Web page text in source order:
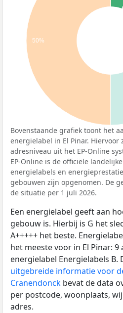
50%
Bovenstaande grafiek toont het
energielabel in El Pinar. Hiervoor
adresniveau uit het EP-Online
EP-Online is de officiële
energielabels en
gebouwen zijn opgenomen. De
de situatie per 1 juli 2026.
Een energielabel geeft aan
gebouw is. Hierbij is G het
A+++++ het beste.
het meeste voor in El Pinar: 9
energielabel Energielabels B.
uitgebreide informatie voor
Cranendonck bevat de data
per postcode, woonplaats,
adres.